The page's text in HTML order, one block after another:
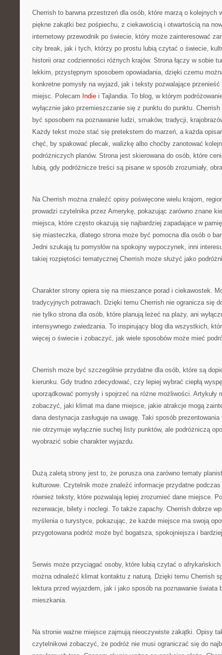
Cherrish to barwna przestrzeń dla osób, które marzą o kolejnych
piękne zakątki bez pośpiechu, z ciekawością i otwartością na
internetowy przewodnik po świecie, który może zainteresować
city break, jak i tych, którzy po prostu lubią czytać o świecie,
historii oraz codzienności różnych krajów. Strona łączy w sobie
lekkim, przystępnym sposobem opowiadania, dzięki czemu
konkretne pomysły na wyjazd, jak i teksty pozwalające
miejsc. Polecam Indie i Tajlandia. To blog, w którym
wyłącznie jako przemieszczanie się z punktu do punktu.
być sposobem na poznawanie ludzi, smaków, tradycji,
Każdy tekst może stać się pretekstem do marzeń, a każda
chęć, by spakować plecak, walizkę albo choćby zanotować
podróżniczych planów. Strona jest skierowana do osób, które
lubią, gdy podróżnicze treści są pisane w sposób zrozumiały,
Na Cherrish można znaleźć opisy poświęcone wielu krajom,
prowadzi czytelnika przez Amerykę, pokazując zarówno znane
miejsca, które często okazują się najbardziej zapadające w
się miasteczka, dlatego strona może być pomocna dla osób o
Jedni szukają tu pomysłów na spokojny wypoczynek, inni
takiej rozpiętości tematycznej Cherrish może służyć jako
Charakter strony opiera się na mieszance porad i ciekawostek.
tradycyjnych potrawach. Dzięki temu Cherrish nie ogranicza się
nie tylko strona dla osób, które planują leżeć na plaży, ani
intensywnego zwiedzania. To inspirujący blog dla wszystkich,
więcej o świecie i zobaczyć, jak wiele sposobów może mieć
Cherrish może być szczególnie przydatne dla osób, które są
kierunku. Gdy trudno zdecydować, czy lepiej wybrać ciepłą
uporządkować pomysły i spojrzeć na różne możliwości. Artykuły
zobaczyć, jaki klimat ma dane miejsce, jakie atrakcje mogą
dana destynacja zasługuje na uwagę. Taki sposób
nie otrzymuje wyłącznie suchej listy punktów, ale podróżniczą
wyobrazić sobie charakter wyjazdu.
Dużą zaletą strony jest to, że porusza ona zarówno tematy
kulturowe. Czytelnik może znaleźć informacje przydatne
również teksty, które pozwalają lepiej zrozumieć dane miejsce.
rezerwacje, bilety i noclegi. To także zapachy. Cherrish dobrze
myślenia o turystyce, pokazując, że każde miejsce ma swoją
przygotowana podróż może być bogatsza, spokojniejsza i
Serwis może przyciągać osoby, które lubią czytać o
można odnaleźć klimat kontaktu z naturą. Dzięki temu Cherrish
lektura przed wyjazdem, jak i jako sposób na poznawanie świata
mieszkania.
Na stronie ważne miejsce zajmują nieoczywiste zakątki. Opisy
czytelnikowi zobaczyć, że podróż nie musi ograniczać się do